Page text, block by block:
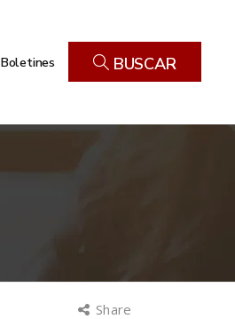
Boletines BUSCAR
Share